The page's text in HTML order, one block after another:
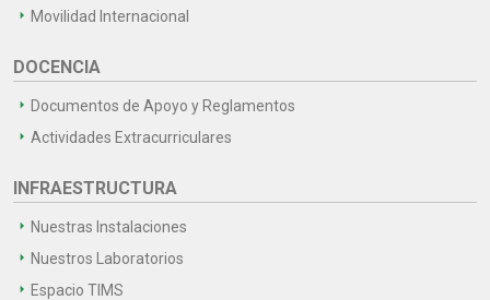
Movilidad Internacional
DOCENCIA
Documentos de Apoyo y Reglamentos
Actividades Extracurriculares
INFRAESTRUCTURA
Nuestras Instalaciones
Nuestros Laboratorios
Espacio TIMS